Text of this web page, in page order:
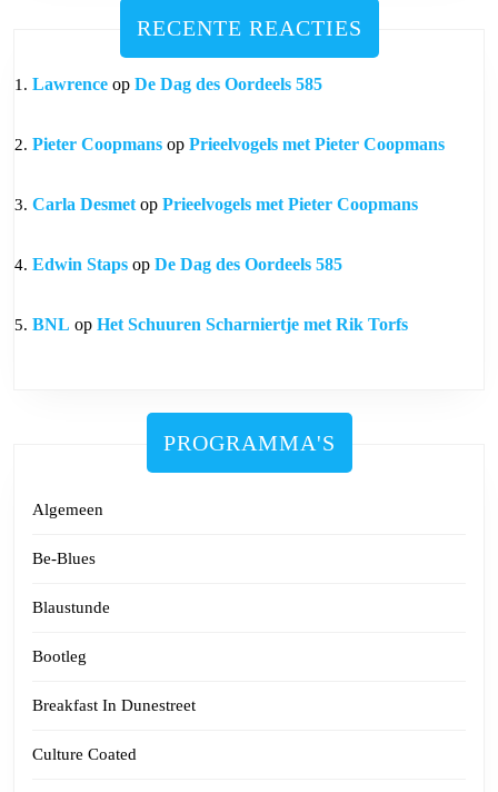
RECENTE REACTIES
Lawrence op De Dag des Oordeels 585
Pieter Coopmans op Prieelvogels met Pieter Coopmans
Carla Desmet op Prieelvogels met Pieter Coopmans
Edwin Staps op De Dag des Oordeels 585
BNL op Het Schuuren Scharniertje met Rik Torfs
PROGRAMMA'S
Algemeen
Be-Blues
Blaustunde
Bootleg
Breakfast In Dunestreet
Culture Coated